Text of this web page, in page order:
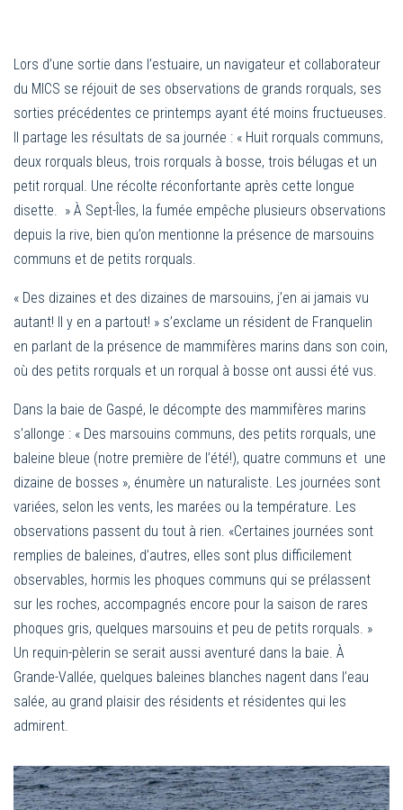
Lors d’une sortie dans l’estuaire, un navigateur et collaborateur
du MICS se réjouit de ses observations de grands rorquals, ses
sorties précédentes ce printemps ayant été moins fructueuses.
Il partage les résultats de sa journée : « Huit rorquals communs,
deux rorquals bleus, trois rorquals à bosse, trois bélugas et un
petit rorqual. Une récolte réconfortante après cette longue
disette. » À Sept-Îles, la fumée empêche plusieurs observations
depuis la rive, bien qu’on mentionne la présence de marsouins
communs et de petits rorquals.
« Des dizaines et des dizaines de marsouins, j’en ai jamais vu
autant! Il y en a partout! » s’exclame un résident de Franquelin
en parlant de la présence de mammifères marins dans son coin,
où des petits rorquals et un rorqual à bosse ont aussi été vus.
Dans la baie de Gaspé, le décompte des mammifères marins
s’allonge : « Des marsouins communs, des petits rorquals, une
baleine bleue (notre première de l’été!), quatre communs et une
dizaine de bosses », énumère un naturaliste. Les journées sont
variées, selon les vents, les marées ou la température. Les
observations passent du tout à rien. «Certaines journées sont
remplies de baleines, d’autres, elles sont plus difficilement
observables, hormis les phoques communs qui se prélassent
sur les roches, accompagnés encore pour la saison de rares
phoques gris, quelques marsouins et peu de petits rorquals. »
Un requin-pèlerin se serait aussi aventuré dans la baie. À
Grande-Vallée, quelques baleines blanches nagent dans l’eau
salée, au grand plaisir des résidents et résidentes qui les
admirent.